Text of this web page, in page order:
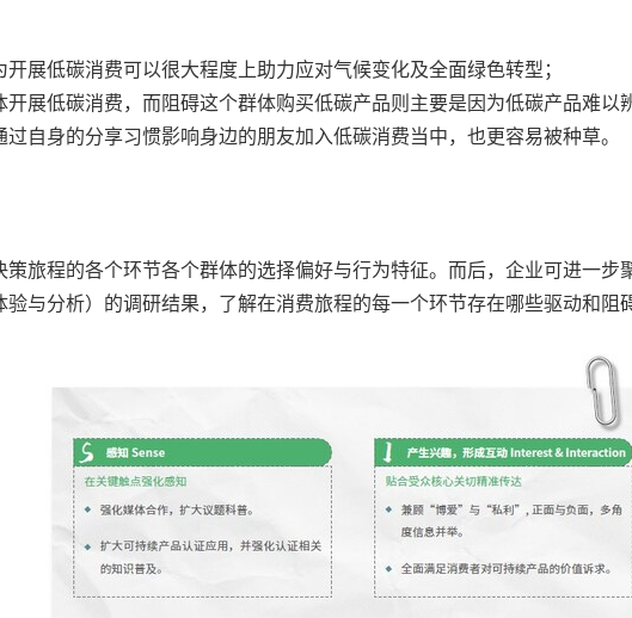
展低碳消费可以很大程度上助力应对气候变化及全面绿色转型；
展低碳消费，而阻碍这个群体购买低碳产品则主要是因为低碳产品难以
自身的分享习惯影响身边的朋友加入低碳消费当中，也更容易被种草。
旅程的各个环节各个群体的选择偏好与行为特征。而后，企业可进一
与分析）的调研结果，了解在消费旅程的每一个环节存在哪些驱动和